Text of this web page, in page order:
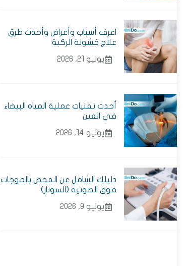
اعرف أسباب وأعراض وأحدث طرق
علاج خشونة الركبة
يوليو 21, 2026
أحدث تقنيات عملية المياه البيضاء
في العين
يوليو 14, 2026
دليلك الشامل عن الفحص بالموجات
فوق الصوتية (السونار)
يوليو 9, 2026